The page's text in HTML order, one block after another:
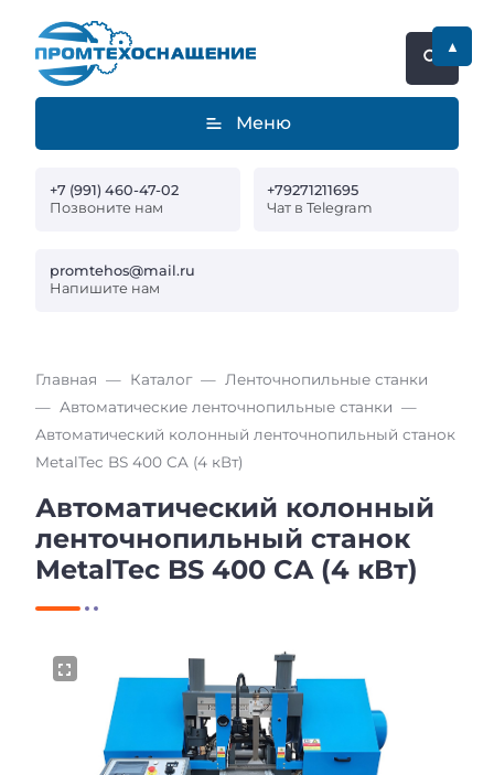
Меню
+7 (991) 460-47-02
Позвоните нам
+79271211695
Чат в Telegram
promtehos@mail.ru
Напишите нам
Главная Каталог
Ленточнопильные станки
Автоматические ленточнопильные станки
Автоматический колонный ленточнопильный станок
MetalTec BS 400 CA (4 кВт)
Автоматический колонный
ленточнопильный станок
MetalTec BS 400 CA (4 кВт)
▲